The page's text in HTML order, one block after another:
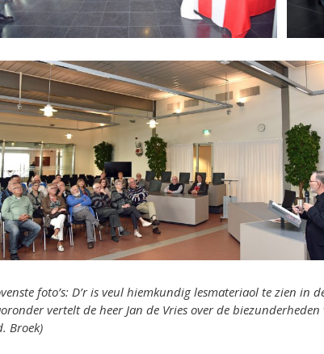
foto’s: D’r is veul hiemkundig lesmateriaol te zien in
vertelt de heer Jan de Vries over de
Broek)